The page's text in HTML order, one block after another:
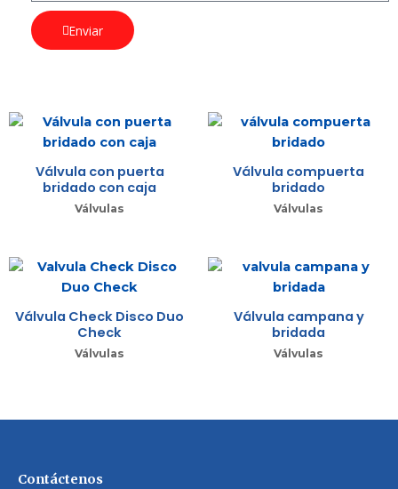
Enviar
Válvula con puerta
bridado con caja
Válvulas
Válvula compuerta
bridado
Válvulas
Válvula Check Disco Duo
Check
Válvulas
Válvula campana y
bridada
Válvulas
Contáctenos